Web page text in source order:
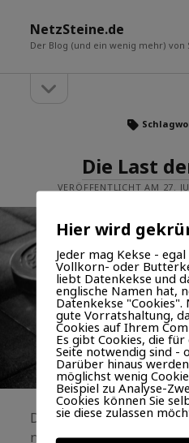
NetzSteine.de
Der Blog (und ein wenig mehr) von
Seitenleiste
öffnen
Die Last
VERÖFFENTLICHT AM 27.
Der Wochenspruch für
nach Trinitatis steht im
Hier wird
Jeder mag Kekse -
Vollkorn- oder
liebt Datenkekse und
englische Namen hat,
Datenkekse
gute Vorratshaltung,
Cookies auf Ihrem
Es gibt Cookies, die
Seite notwendig sind -
Darüber hinaus
möglichst wenig
Beispiel zu Analyse-
Cookies können Sie
sie diese zulassen